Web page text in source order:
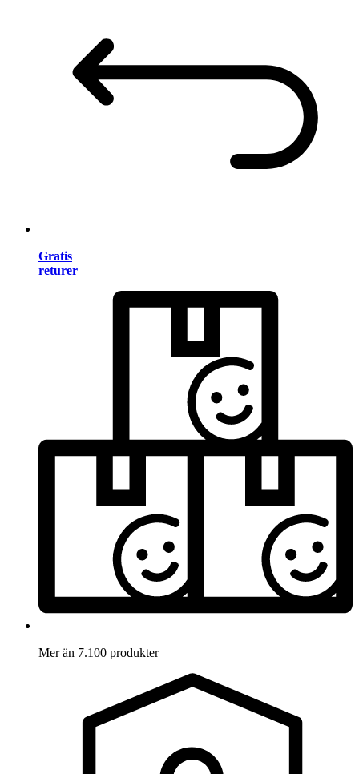
Gratis
returer
Mer än 7.100 produkter